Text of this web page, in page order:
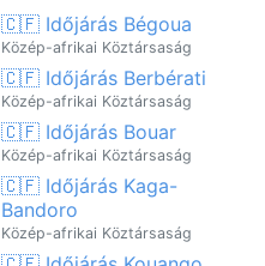
🇨🇫 Időjárás Bégoua
Közép-afrikai Köztársaság
🇨🇫 Időjárás Berbérati
Közép-afrikai Köztársaság
🇨🇫 Időjárás Bouar
Közép-afrikai Köztársaság
🇨🇫 Időjárás Kaga-
Bandoro
Közép-afrikai Köztársaság